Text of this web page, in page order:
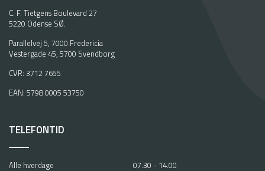
C. F. Tietgens Boulevard 27
5220 Odense SØ.
Parallelvej 5, 7000 Fredericia
Vestergade 45, 5700 Svendborg
CVR: 3712 7655
EAN: 5798 0005 53750
TELEFONTID
Alle hverdage 07.30 - 14.00